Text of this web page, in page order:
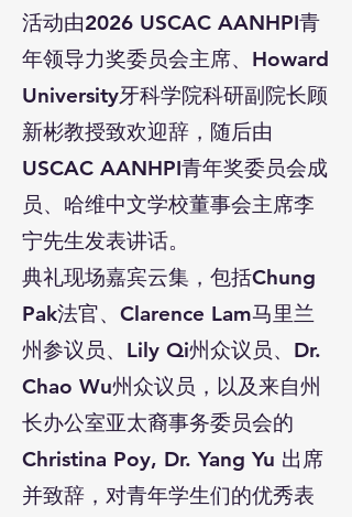
活动由2026 USCAC AANHPI青
年领导力奖委员会主席、Howard
University牙科学院科研副院长顾
新彬教授致欢迎辞，随后由
USCAC AANHPI青年奖委员会成
员、哈维中文学校董事会主席李
宁先生发表讲话。
典礼现场嘉宾云集，包括Chung
Pak法官、Clarence Lam马里兰
州参议员、Lily Qi州众议员、Dr.
Chao Wu州众议员，以及来自州
长办公室亚太裔事务委员会的
Christina Poy, Dr. Yang Yu 出席
并致辞，对青年学生们的优秀表